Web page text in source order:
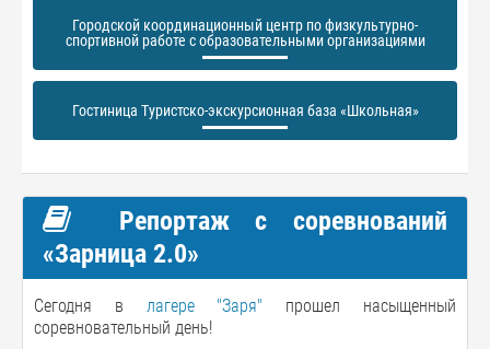
Городской координационный центр по физкультурно-
спортивной работе с образовательными организациями
Гостиница Туристско-экскурсионная база «Школьная»
Репортаж с соревнований
«Зарница 2.0»
Сегодня в лагере "Заря" прошел насыщенный
соревновательный день!